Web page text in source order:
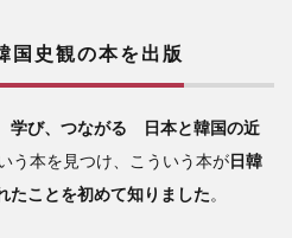
史観の本を出版
学び、つながる 日本と韓国の近
う本を見つけ、こういう本が日韓
たことを初めて知りました。